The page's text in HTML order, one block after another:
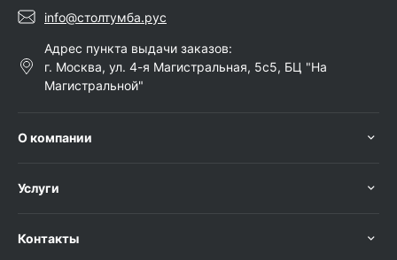
info@столтумба.рус
Адрес пункта выдачи заказов:
г. Москва, ул. 4-я Магистральная, 5с5, БЦ "На
Магистральной"
О компании
Услуги
Контакты